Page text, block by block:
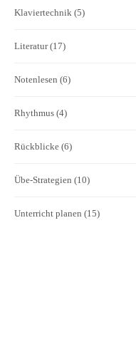
Klaviertechnik (5)
Literatur(17)
Notenlesen (6)
Rhythmus (4)
Rückblicke (6)
Übe-Strategien (10)
Unterricht planen (15)